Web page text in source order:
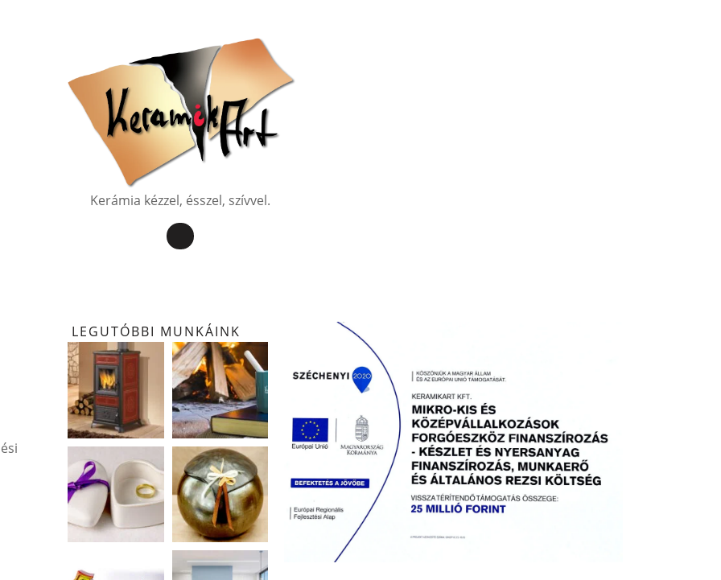
Kerámia kézzel, ésszel, szívvel.
LEGUTÓBBI MUNKÁINK